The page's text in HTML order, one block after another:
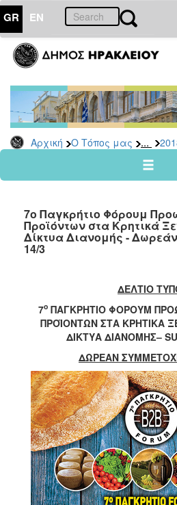
GR EN
Αρχική Ο Τόπος μας ...
ΤΟΠΟΣ
ΜΑΣ
Ανακοινώσεις
Αρχείο
2026
2024
2022
2021
2018
2017
2016
2012
2011
ΔΗΜΟΣ
7ο Παγκρήτιο Φόρουμ
Προϊόντων στα Κρητικά
Δίκτυα Διανομής -
14/3
ΔΕΛΤΙΟ
7ο ΠΑΓΚΡΗΤΙΟ ΦΟΡΟΥΜ
ΠΡΟΪΟΝΤΩΝ ΣΤΑ ΚΡΗΤΙΚΑ
ΔΙΚΤΥΑ ΔΙΑΝΟΜΗΣ–
ΔΩΡΕΑΝ